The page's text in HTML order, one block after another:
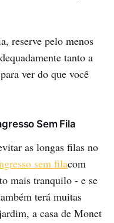
reserve pelo menos
tanto a
ver do que você
Sem Fila
as longas filas no
sem filacom
mais tranquilo - e se
terá muitas
a casa de Monet